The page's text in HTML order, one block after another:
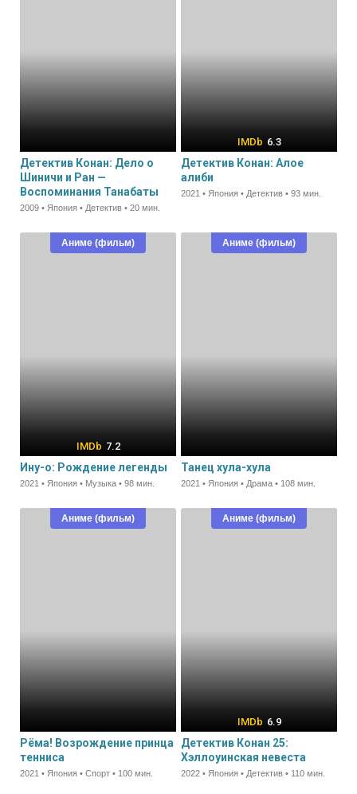
Детектив Конан: Дело о
Шиничи и Ран —
Воспоминания Танабаты
2009 • Япония • Детектив • 20 мин.
6.3
Детектив Конан: Алое
алиби
2021 • Япония • Детектив • 93 мин.
Аниме (фильм)
7.2
Ину-о: Рождение легенды
2021 • Япония • Музыка • 98 мин.
Аниме (фильм)
Танец хула-хула
2021 • Япония • Драма • 108 мин.
Аниме (фильм)
Рёма! Возрождение принца
тенниса
2021 • Япония • Спорт • 100 мин.
Аниме (фильм)
6.9
Детектив Конан 25:
Хэллоуинская невеста
2022 • Япония • Детектив • 110 мин.